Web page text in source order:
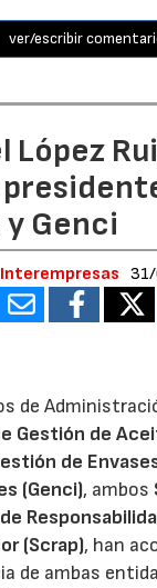
ver/escribir
López
y Genci
de
Gestión de
de
(Genci), ambos
(Scrap), han
de ambas